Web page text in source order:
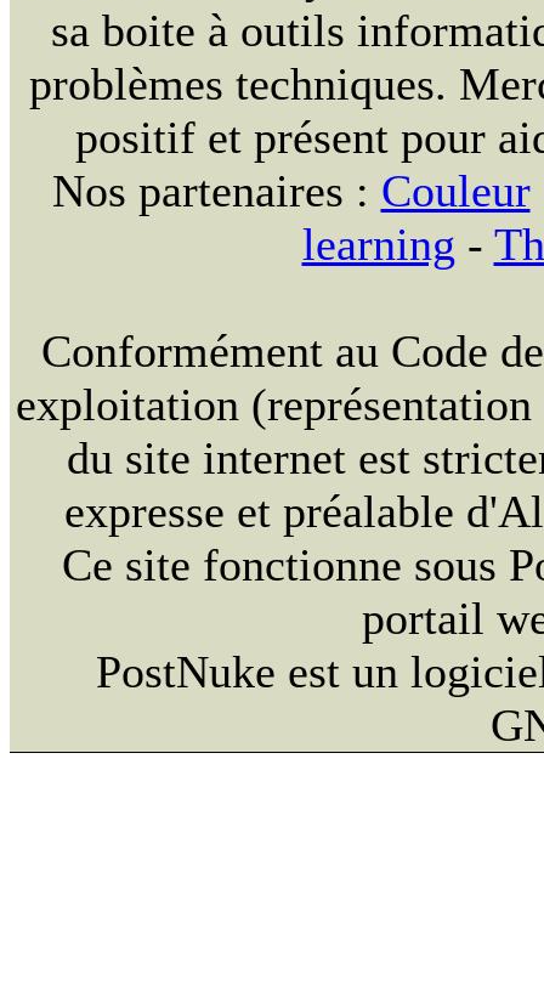
sa boite à outils
problèmes techniques.
positif et présent pour
Nos partenaires : Couleur
learning -
Conformément au Code
exploitation
du site internet est
expresse et préalable
Ce site fonctionne sous
portail
PostNuke est un